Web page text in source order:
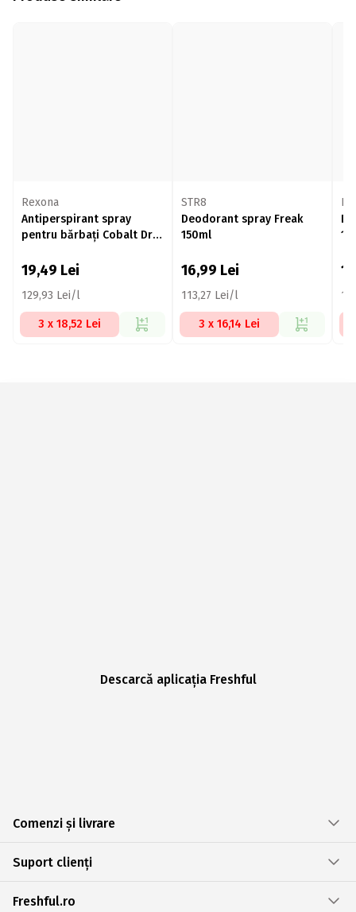
Rexona
Antiperspirant spray
pentru bărbați Cobalt Dry
19,49 Lei
129,93 Lei/l
3 x 18,52 Lei
STR8
Deodorant spray Freak
150ml
16,99 Lei
113,27 Lei/l
3 x 16,14 Lei
Descarcă aplicația Freshful
Comenzi și livrare
Suport clienți
Freshful.ro